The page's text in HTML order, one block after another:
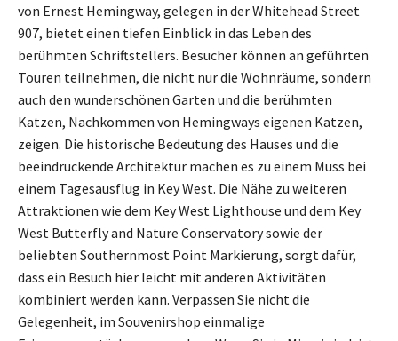
von Ernest Hemingway, gelegen in der Whitehead Street
907, bietet einen tiefen Einblick in das Leben des
berühmten Schriftstellers. Besucher können an geführten
Touren teilnehmen, die nicht nur die Wohnräume, sondern
auch den wunderschönen Garten und die berühmten
Katzen, Nachkommen von Hemingways eigenen Katzen,
zeigen. Die historische Bedeutung des Hauses und die
beeindruckende Architektur machen es zu einem Muss bei
einem Tagesausflug in Key West. Die Nähe zu weiteren
Attraktionen wie dem Key West Lighthouse und dem Key
West Butterfly and Nature Conservatory sowie der
beliebten Southernmost Point Markierung, sorgt dafür,
dass ein Besuch hier leicht mit anderen Aktivitäten
kombiniert werden kann. Verpassen Sie nicht die
Gelegenheit, im Souvenirshop einmalige